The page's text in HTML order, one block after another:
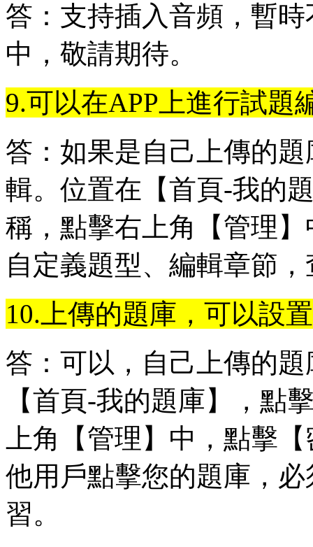
答：支持插入音頻，暫
中，敬請期待。
9.可以在APP上進行試題
答：如果是自己上傳的
輯。位置在【首頁-我的
稱，點擊右上角【管理
自定義題型、編輯章節
10.上傳的題庫，可以設
答：可以，自己上傳的
【首頁-我的題庫】，點
上角【管理】中，點擊
他用戶點擊您的題庫，
習。